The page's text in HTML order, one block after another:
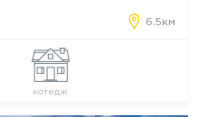
6.5км
котедж